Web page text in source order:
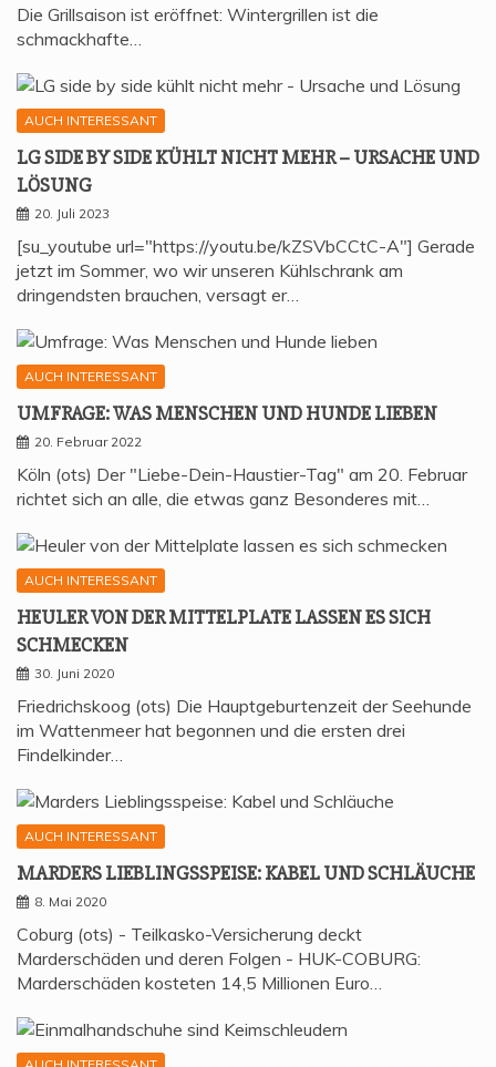
Die Grillsaison ist eröffnet: Wintergrillen ist die
schmackhafte…
AUCH INTERESSANT
LG SIDE BY SIDE KÜHLT NICHT MEHR – URSA­CHE UND
LÖSUNG
20. Juli 2023
[su_youtube url="https://youtu.be/kZSVbCCtC-A"] Gerade
jetzt im Sommer, wo wir unseren Kühlschrank am
dringendsten brauchen, versagt er…
AUCH INTERESSANT
UMFRA­GE: WAS MEN­SCHEN UND HUN­DE LIEBEN
20. Februar 2022
Köln (ots) Der "Liebe-Dein-Haustier-Tag" am 20. Februar
richtet sich an alle, die etwas ganz Besonderes mit…
AUCH INTERESSANT
HEU­LER VON DER MIT­TEL­P­LA­TE LAS­SEN ES SICH
SCHMECKEN
30. Juni 2020
Friedrichskoog (ots) Die Hauptgeburtenzeit der Seehunde
im Wattenmeer hat begonnen und die ersten drei
Findelkinder…
AUCH INTERESSANT
MAR­DERS LIEB­LINGS­SPEI­SE: KABEL UND SCHLÄUCHE
8. Mai 2020
Coburg (ots) - Teilkasko-Versicherung deckt
Marderschäden und deren Folgen - HUK-COBURG:
Marderschäden kosteten 14,5 Millionen Euro…